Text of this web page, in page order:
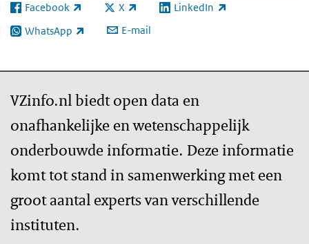
Facebook
(externe link) X
(externe link) LinkedIn
(externe link)
WhatsApp
(externe link) E-mail
VZinfo.nl biedt open data en
onafhankelijke en wetenschappelijk
onderbouwde informatie. Deze informatie
komt tot stand in samenwerking met een
groot aantal experts van verschillende
instituten.